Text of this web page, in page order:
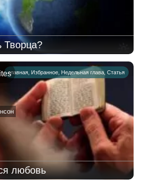
Творца?
главная, Избранное, Недельная глава, Статья
любовь